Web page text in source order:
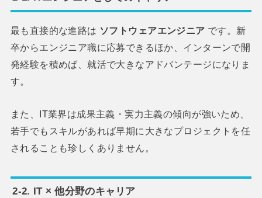
最も直接的な進路は ソフトウェアエンジニア です。新
卒からエンジニア職に応募できるほか、インターンで開
発経験を積めば、就活で大きなアドバンテージになりま
す。
また、IT業界は成果主義・実力主義の傾向が強いため、
若手でもスキルがあれば早期に大きなプロジェクトを任
されることも珍しくありません。
2-2. IT × 他分野のキャリア